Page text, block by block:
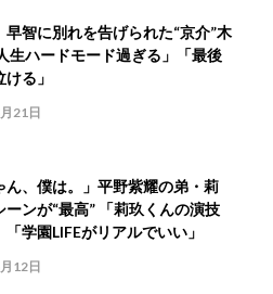
早智に別れを告げられた“京介”木
生ハードモード過ぎる」「最後
る」
21日
ん、僕は。」平野紫耀の弟・莉
ーンが“最高” 「莉玖くんの演技
学園LIFEがリアルでいい」
12日